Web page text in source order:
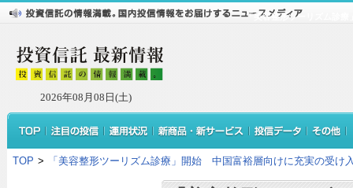
2026年08月08日(土)
「美容整形ツーリズム診
TOP > 「美容整形ツーリズム診療」開始 中国富裕層向けに充実の受け